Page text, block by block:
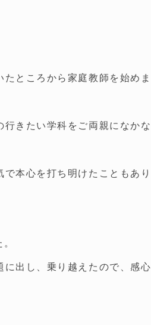
ところから家庭教師を始めま
きたい学科をご両親になかな
本心を打ち明けたこともあり
出し、乗り越えたので、感心